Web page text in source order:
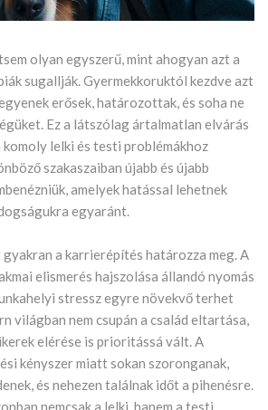
olyan egyszerű, mint ahogyan azt a
sugallják. Gyermekkoruktól kezdve azt
erősek, határozottak, és soha ne
Ez a látszólag ártalmatlan elvárás
komoly lelki és testi problémákhoz
szakaszaiban újabb és újabb
amelyek hatással lehetnek
egyaránt.
a karrierépítés határozza meg. A
elismerés hajszolása állandó nyomás
stressz egyre növekvő terhet
világban nem csupán a család eltartása,
elérése is prioritássá vált. A
kényszer miatt sokan szoronganak,
és nehezen találnak időt a pihenésre.
nemcsak a lelki, hanem a testi